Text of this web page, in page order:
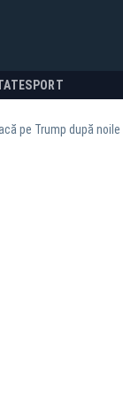
SPORT
pe Trump după